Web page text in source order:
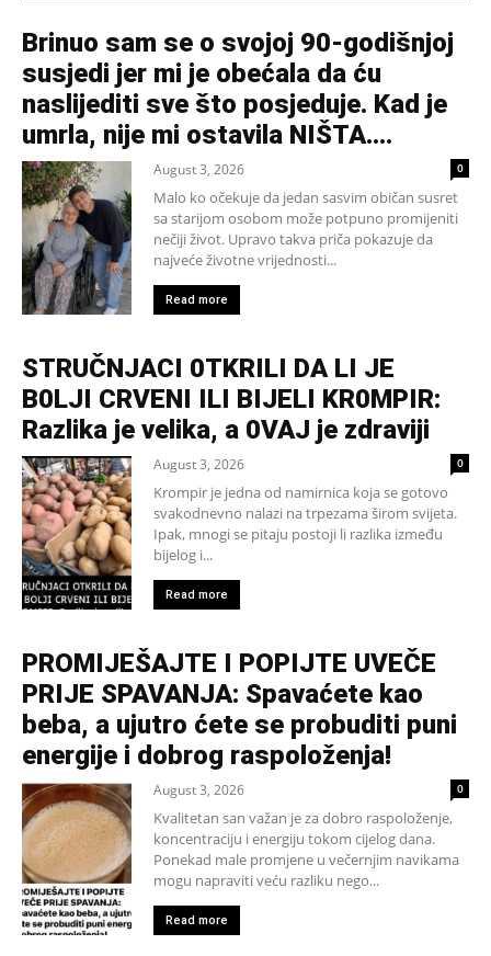
Brinuo sam se o svojoj 90-godišnjoj
susjedi jer mi je obećala da ću
naslijediti sve što posjeduje. Kad je
umrla, nije mi ostavila NIŠTA....
August 3, 2026 0
Malo ko očekuje da jedan sasvim običan susret
sa starijom osobom može potpuno promijeniti
nečiji život. Upravo takva priča pokazuje da
najveće životne vrijednosti...
Read more
STRUČNJACI 0TKRILI DA LI JE
B0LJI CRVENI ILI BIJELI KR0MPIR:
Razlika je velika, a 0VAJ je zdraviji
August 3, 2026 0
Krompir je jedna od namirnica koja se gotovo
svakodnevno nalazi na trpezama širom svijeta.
Ipak, mnogi se pitaju postoji li razlika između
bijelog i...
Read more
PROMIJEŠAJTE I POPIJTE UVEČE
PRIJE SPAVANJA: Spavaćete kao
beba, a ujutro ćete se probuditi puni
energije i dobrog raspoloženja!
August 3, 2026 0
Kvalitetan san važan je za dobro raspoloženje,
koncentraciju i energiju tokom cijelog dana.
Ponekad male promjene u večernjim navikama
mogu napraviti veću razliku nego...
Read more